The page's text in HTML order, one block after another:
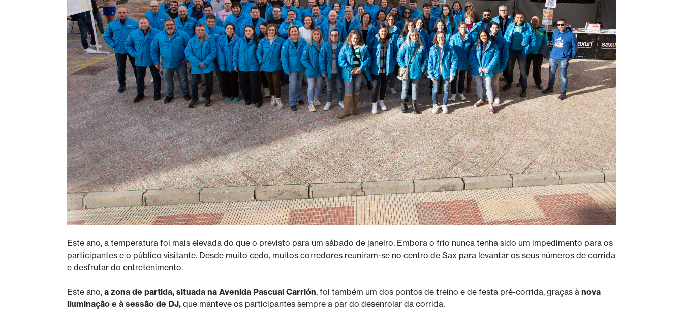
Este ano, a temperatura foi mais elevada do que o previsto para um sábado de janeiro. Embora o frio nunca tenha sido um impedimento para os
participantes e o público visitante. Desde muito cedo, muitos corredores reuniram-se no centro de Sax para levantar os seus números de corrida
e desfrutar do entretenimento.
Este ano, a zona de partida, situada na Avenida Pascual Carrión, foi também um dos pontos de treino e de festa pré-corrida, graças à nova
iluminação e à sessão de DJ, que manteve os participantes sempre a par do desenrolar da corrida.